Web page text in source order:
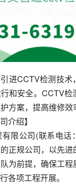
进CCTV检测技
和安全。CCTV检
方案，提高维修
介绍】
限公司(联系电话
正规公司，以先
为前提，确保工
各项工程开展。